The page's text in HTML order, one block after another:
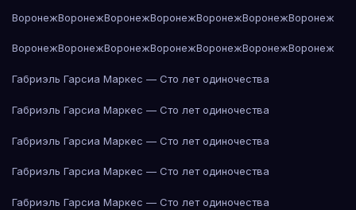
ВоронежВоронежВоронежВоронежВоронежВоронежВоронеж
ВоронежВоронежВоронежВоронежВоронежВоронежВоронеж
Габриэль Гарсиа Маркес — Сто лет одиночества
Габриэль Гарсиа Маркес — Сто лет одиночества
Габриэль Гарсиа Маркес — Сто лет одиночества
Габриэль Гарсиа Маркес — Сто лет одиночества
Габриэль Гарсиа Маркес — Сто лет одиночества